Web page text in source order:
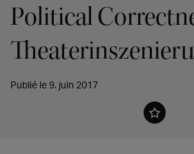
Political
Publié le 9. juin 2017